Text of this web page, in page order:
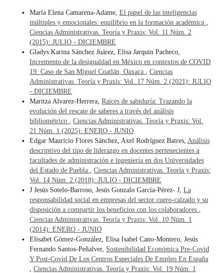
María Elena Camarena-Adame, El papel de las inteligencias
múltiples y emocionales: equilibrio en la formación académica
Ciencias Administrativas. Teoría y Praxis: Vol. 11 Núm. 2
(2015): JULIO - DICIEMBRE
Gladys Karina Sánchez Juárez, Elisa Jarquin Pacheco,
Incremento de la desigualdad en México en contextos de COVID
19. Caso de San Miguel Coatlán, Oaxaca
Ciencias
Administrativas. Teoría y Praxis: Vol. 17 Núm. 2 (2021): JULIO
- DICIEMBRE
Maritza Alvarez-Herrera, Raíces de sabiduría: Trazando la
evolución del rescate de saberes a través del análisis
bibliométrico
Ciencias Administrativas. Teoría y Praxis: Vol.
21 Núm. 1 (2025): ENERO - JUNIO
Edgar Mauricio Flores Sánchez, Axel Rodríguez Batres, Análisis
descriptivo del tipo de liderazgo en docentes pertenecientes a
facultades de administración e ingeniería en dos Universidades
del Estado de Puebla
Ciencias Administrativas. Teoría y Praxis:
Vol. 14 Núm. 2 (2018): JULIO - DICIEMBRE
J Jesús Sotelo-Barroso, Jesús Gonzalo García-Pérez- J, La
responsabilidad social en empresas del sector cuero-calzado y su
disposición a compartir los beneficios con los colaboradores
Ciencias Administrativas. Teoría y Praxis: Vol. 10 Núm. 1
(2014): ENERO - JUNIO
Elisabet Gómez-González, Elisa Isabel Cano-Montero, Jesús
Fernando Santos-Peñalver, Sostenibilidad Económica Pre-Covid
Y Post-Covid De Los Centros Especiales De Empleo En España
Ciencias Administrativas. Teoría y Praxis: Vol. 19 Núm. 1